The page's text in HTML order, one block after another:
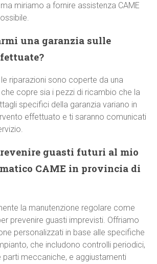
miriamo a fornire assistenza CAME
una garanzia sulle
riparazioni sono coperte da una
copre sia i pezzi di ricambio che la
specifici della garanzia variano in
effettuato e ti saranno comunicati
guasti futuri al mio
CAME in provincia di
la manutenzione regolare come
prevenire guasti imprevisti. Offriamo
personalizzati in base alle specifiche
che includono controlli periodici,
parti meccaniche, e aggiustamenti